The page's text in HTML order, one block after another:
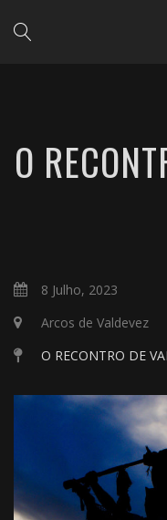
O
8 Julho, 2023
Arcos de Valdevez
O RECONTRO DE